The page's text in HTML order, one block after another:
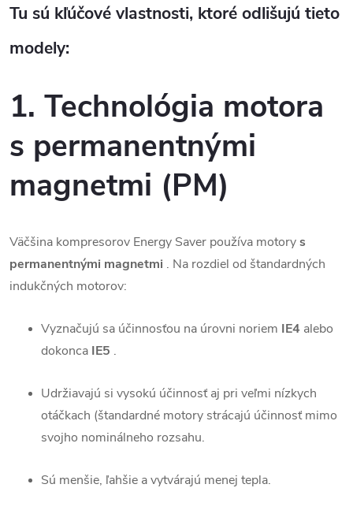
Tu sú kľúčové vlastnosti, ktoré odlišujú tieto
modely:
1. Technológia motora
s permanentnými
magnetmi (PM)
Väčšina kompresorov Energy Saver používa motorys
permanentnými magnetmi . Na rozdiel od štandardných
indukčných motorov:
Vyznačujú sa účinnosťou na úrovni noriem IE4 alebo
dokonca IE5 .
Udržiavajú si vysokú účinnosť aj pri veľmi nízkych
otáčkach (štandardné motory strácajú účinnosť mimo
svojho nominálneho rozsahu.
Sú menšie, ľahšie a vytvárajú menej tepla.